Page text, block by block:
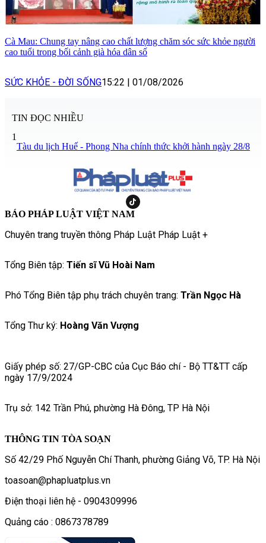
Cà Mau: Chung tay nâng cao chất lượng chăm sóc sức khỏe người
cao tuổi trong bối cảnh già hóa dân số
SỨC KHỎE - ĐỜI SỐNG15:22 | 01/08/2026
TIN ĐỌC NHIỀU
1
Tàu du lịch Huế - Phong Nha chính thức khởi hành ngày 28/8
BÁO PHÁP LUẬT VIỆT NAM
Chuyên trang truyền thông Pháp Luật Pháp Luật +
Tổng Biên tập: Tiến sĩ Vũ Hoài Nam
Phó Tổng Biên tập phụ trách chuyên trang: Trần Ngọc Hà
Tổng Thư ký: Hoàng Văn Vượng
Giấy phép số: 27/GP-CBC của Cục Báo chí - Bộ TT&TT cấp
ngày 17/9/2024
Trụ sở: 142 Trần Phú, phường Hà Đông, TP Hà Nội
THÔNG TIN TÒA SOẠN
Số 42/29 Phố Nguyễn Chí Thanh, phường Giảng Võ, TP. Hà Nội
toasoan@phapluatplus.vn
Điện thoại liên hệ - 0904309996
Quảng cáo : 0867378789